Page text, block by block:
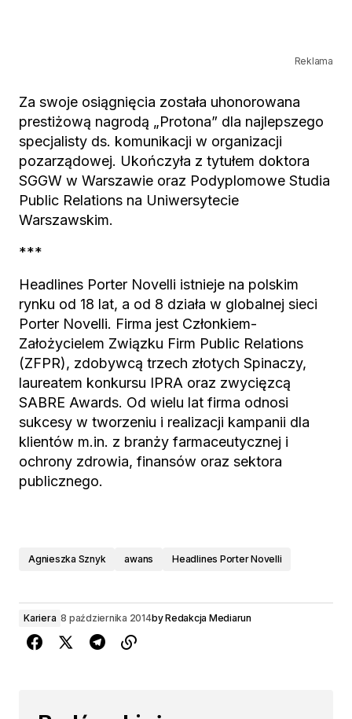
Reklama
Za swoje osiągnięcia została uhonorowana
prestiżową nagrodą „Protona” dla najlepszego
specjalisty ds. komunikacji w organizacji
pozarządowej. Ukończyła z tytułem doktora
SGGW w Warszawie oraz Podyplomowe Studia
Public Relations na Uniwersytecie
Warszawskim.
***
Headlines Porter Novelli istnieje na polskim
rynku od 18 lat, a od 8 działa w globalnej sieci
Porter Novelli. Firma jest Członkiem-
Założycielem Związku Firm Public Relations
(ZFPR), zdobywcą trzech złotych Spinaczy,
laureatem konkursu IPRA oraz zwycięzcą
SABRE Awards. Od wielu lat firma odnosi
sukcesy w tworzeniu i realizacji kampanii dla
klientów m.in. z branży farmaceutycznej i
ochrony zdrowia, finansów oraz sektora
publicznego.
Agnieszka Sznyk awans Headlines Porter Novelli
Kariera 8 października 2014byRedakcja Mediarun